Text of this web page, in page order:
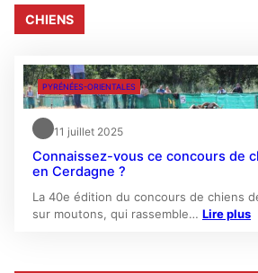
CHIENS
PYRÉNÉES-ORIENTALES
11 juillet 2025
Connaissez-vous ce concours de
en Cerdagne ?
La 40e édition du concours de chiens
sur moutons, qui rassemble… Lire plus